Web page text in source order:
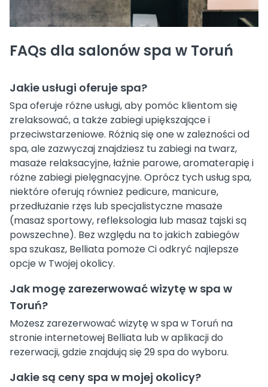
FAQs dla salonów spa w Toruń
Jakie usługi oferuje spa?
Spa oferuje różne usługi, aby pomóc klientom się
zrelaksować, a także zabiegi upiększające i
przeciwstarzeniowe. Różnią się one w zależności od
spa, ale zazwyczaj znajdziesz tu zabiegi na twarz,
masaże relaksacyjne, łaźnie parowe, aromaterapię i
różne zabiegi pielęgnacyjne. Oprócz tych usług spa,
niektóre oferują również pedicure, manicure,
przedłużanie rzęs lub specjalistyczne masaże
(masaż sportowy, refleksologia lub masaż tajski są
powszechne). Bez względu na to jakich zabiegów
spa szukasz, Belliata pomoże Ci odkryć najlepsze
opcje w Twojej okolicy.
Jak mogę zarezerwować wizytę w spa w
Toruń?
Możesz zarezerwować wizytę w spa w Toruń na
stronie internetowej Belliata lub w aplikacji do
rezerwacji, gdzie znajdują się 29 spa do wyboru.
Jakie są ceny spa w mojej okolicy?